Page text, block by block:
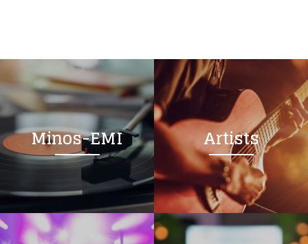
Minos-EMI Artists
Loading your form, please wait...